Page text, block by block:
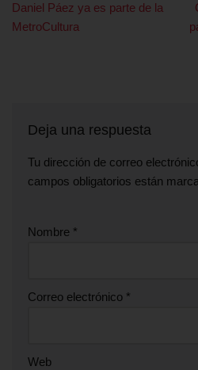
Daniel Páez ya es parte de la
MetroCultura
Deja una respuesta
Tu dirección de correo
campos obligatorios están
Nombre *
Correo electrónico *
Web